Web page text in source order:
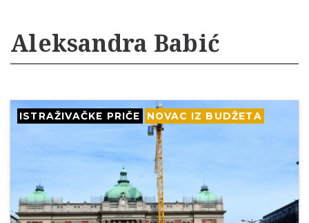
Aleksandra Babić
ISTRAŽIVAČKE PRIČE NOVAC IZ BUDŽETA